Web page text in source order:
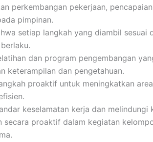
perkembangan pekerjaan,
pimpinan.
setiap langkah yang diambil sesuai
dan program pengembangan
keterampilan dan pengetahuan.
proaktif untuk meningkatkan
keselamatan kerja dan melindungi
secara proaktif dalam kegiatan